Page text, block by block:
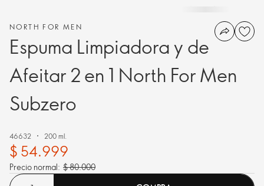
NORTH FOR MEN
Espuma Limpiadora y de
Afeitar 2 en 1 North For Men
Subzero
46632 200 ml.
$ 54.999
Precio normal: $ 80.000